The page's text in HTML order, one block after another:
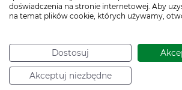
doświadczenia na stronie internetowej. Aby
na temat plików cookie, których używamy,
Dostosuj
Akceptuj niezbędne
Nie przekraczaj maksymalnej
przypadku wątpliwości skonsultuj
lekarzem lub farmaceutą.